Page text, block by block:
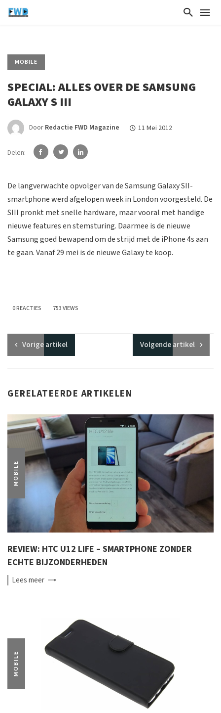
MOBILE
SPECIAL: ALLES OVER DE SAMSUNG
GALAXY S III
Door Redactie FWD Magazine 11 Mei 2012
Delen:
De langverwachte opvolger van de Samsung Galaxy SII-
smartphone werd afgelopen week in London voorgesteld. De
SIII pronkt met snelle hardware, maar vooral met handige
nieuwe features en stemsturing. Daarmee is de nieuwe
Samsung goed bewapend om de strijd met de iPhone 4s aan
te gaan. Vanaf 29 mei is de nieuwe Galaxy te koop.
0 REACTIES 753 VIEWS
Vorigeartikel Volgendeartikel
GERELATEERDE ARTIKELEN
MOBILE
REVIEW: HTC U12 LIFE – SMARTPHONE ZONDER
ECHTE BIJZONDERHEDEN
Leesmeer
MOBILE